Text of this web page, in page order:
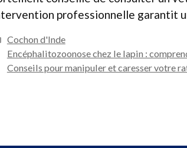
professionnelle garantit
Catégories
Cochon d'Inde
Encéphalitozoonose chez le lapin :
Conseils pour manipuler et caresser votre